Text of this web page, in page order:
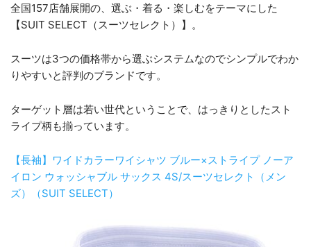
全国157店舗展開の、選ぶ・着る・楽しむをテーマにした
【SUIT SELECT（スーツセレクト）】。
スーツは3つの価格帯から選ぶシステムなのでシンプルでわか
りやすいと評判のブランドです。
ターゲット層は若い世代ということで、はっきりとしたスト
ライプ柄も揃っています。
【長袖】ワイドカラーワイシャツ ブルー×ストライプ ノーア
イロン ウォッシャブル サックス 4S/スーツセレクト（メン
ズ）（SUIT SELECT）